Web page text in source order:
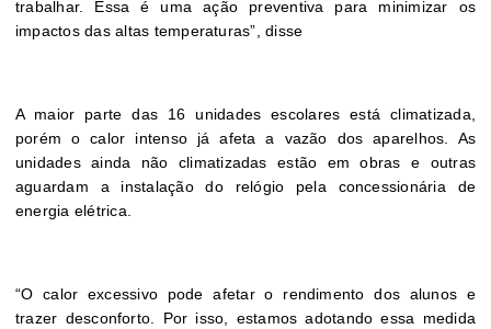
trabalhar. Essa é uma ação preventiva para minimizar os
impactos das altas temperaturas”, disse
A maior parte das 16 unidades escolares está climatizada,
porém o calor intenso já afeta a vazão dos aparelhos. As
unidades ainda não climatizadas estão em obras e outras
aguardam a instalação do relógio pela concessionária de
energia elétrica.
“O calor excessivo pode afetar o rendimento dos alunos e
trazer desconforto. Por isso, estamos adotando essa medida